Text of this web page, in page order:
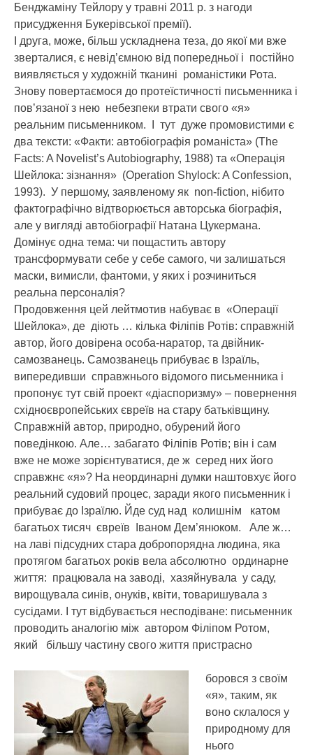
Бенджаміну Тейлору у травні 2011 р. з нагоди
присудження Букерівської премії).
І друга, може, більш ускладнена теза, до якої ми вже
зверталися, є невід’ємною від попередньої і постійно
виявляється у художній тканині романістики Рота.
Знову повертаємося до протеїстичності письменника і
пов’язаної з нею небезпеки втрати свого «я»
реальним письменником. І тут дуже промовистими є
два тексти: «Факти: автобіографія романіста» (The
Facts: A Novelist’s Autobiography, 1988) та «Операція
Шейлока: зізнання» (Operation Shylock: A Confession,
1993). У першому, заявленому як non-fiction, нібито
фактографічно відтворюється авторська біографія,
але у вигляді автобіографії Натана Цукермана.
Домінує одна тема: чи пощастить автору
трансформувати себе у себе самого, чи залишаться
маски, вимисли, фантоми, у яких і розчиниться
реальна персоналія?
Продовження цей лейтмотив набуває в «Операції
Шейлока», де діють … кілька Філіпів Ротів: справжній
автор, його довірена особа-наратор, та двійник-
самозванець. Самозванець прибуває в Ізраїль,
випередивши справжнього відомого письменника і
пропонує тут свій проект «діаспоризму» – повернення
східноєвропейських євреїв на стару батьківщину.
Справжній автор, природно, обурений його
поведінкою. Але… забагато Філіпів Ротів; він і сам
вже не може зорієнтуватися, де ж серед них його
справжнє «я»? На неординарні думки наштовхує його
реальний судовий процес, заради якого письменник і
прибуває до Ізраїлю. Йде суд над колишнім катом
багатьох тисяч євреїв Іваном Дем’янюком. Але ж…
на лаві підсудних стара добропорядна людина, яка
протягом багатьох років вела абсолютно ординарне
життя: працювала на заводі, хазяйнувала у саду,
вирощувала синів, онуків, квіти, товаришувала з
сусідами. І тут відбувається несподіване: письменник
проводить аналогію між автором Філіпом Ротом,
який більшу частину свого життя пристрасно
боровся з своїм
«я», таким, як
воно склалося у
природному для
нього